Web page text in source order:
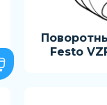
Festo